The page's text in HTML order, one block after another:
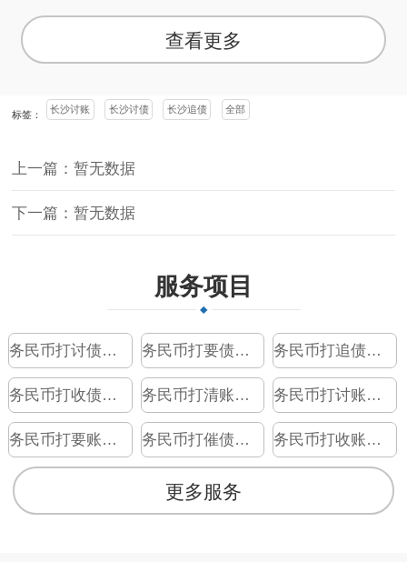
查看更多
标签： 长沙讨账 长沙讨债 长沙追债 全部
上一篇：暂无数据
下一篇：暂无数据
服务项目
务民币打讨债公司 务民币打要债公司 务民币打追债公司
务民币打收债公司 务民币打清账公司 务民币打讨账公司
务民币打要账公司 务民币打催债公司 务民币打收账公司
更多服务